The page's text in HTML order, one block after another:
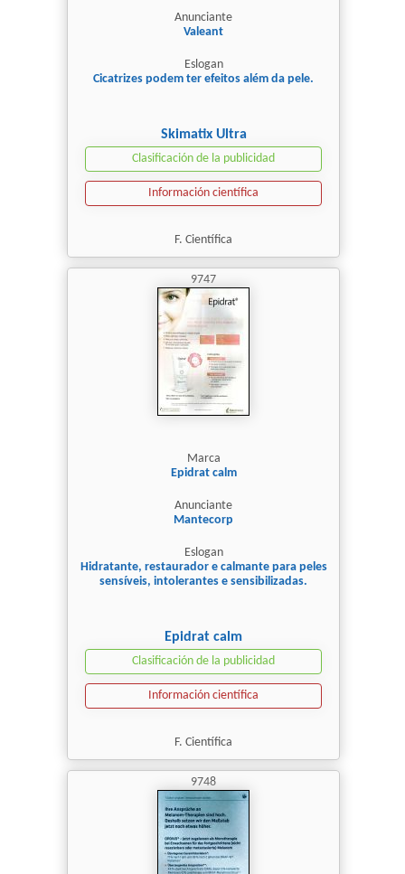
Anunciante
Valeant
Eslogan
Cicatrizes podem ter efeitos além da pele.
Skimatix Ultra
Clasificación de la publicidad
Información científica
F. Científica
9747
Marca
Epidrat calm
Anunciante
Mantecorp
Eslogan
Hidratante, restaurador e calmante para peles
sensíveis, intolerantes e sensibilizadas.
Epidrat calm
Clasificación de la publicidad
Información científica
F. Científica
9748